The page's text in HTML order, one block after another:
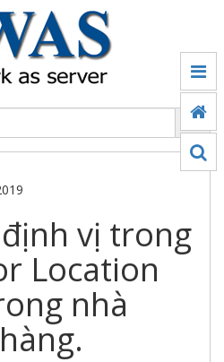
vị trong
Location
nhà